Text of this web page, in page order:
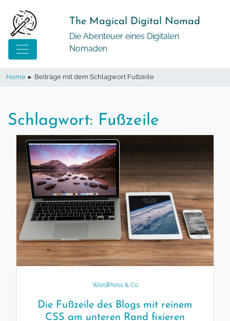
zum
Inhalt
The Magical Digital Nomad
Die Abenteuer eines Digitalen
Nomaden
Home ▸ Beiträge mit dem Schlagwort Fußzeile
Schlagwort: Fußzeile
WordPress & Co
Die Fußzeile des Blogs mit reinem
CSS am unteren Rand fixieren